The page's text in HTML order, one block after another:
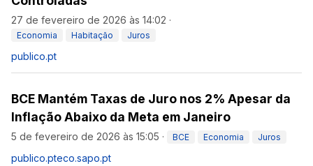
27 de fevereiro de 2026 às 14:02 ·
Economia Habitação Juros
publico.pt
BCE Mantém Taxas de Juro nos 2% Apesar da
Inflação Abaixo da Meta em Janeiro
5 de fevereiro de 2026 às 15:05 · BCE Economia Juros
publico.pteco.sapo.pt